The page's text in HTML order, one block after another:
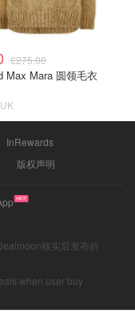
£275.00
Max Mara 圆领毛衣
InRewards
版权声明
核实后发布折
when user buy